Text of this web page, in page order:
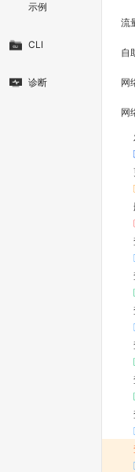
示例
CLI
诊断
流
自
网
网